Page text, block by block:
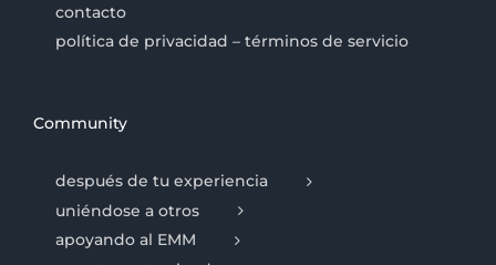
contacto
política de privacidad – términos de servicio
Community
después de tu experiencia
uniéndose a otros
apoyando al EMM